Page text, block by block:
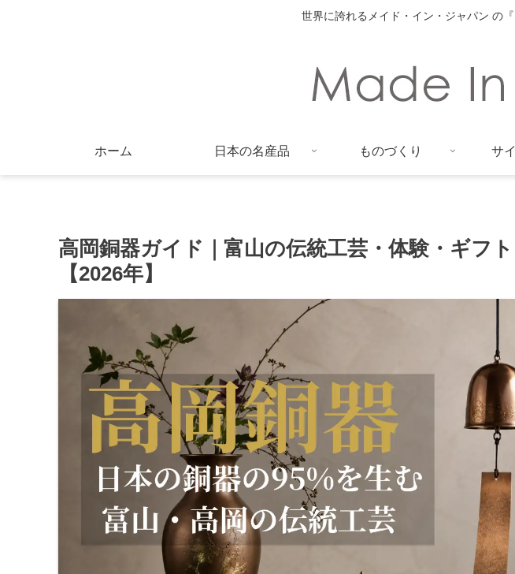
世界に誇れるメイド・イン・ジャパン の
ホーム 日本の名産品 ものづくり サ
高岡銅器ガイド｜富山の伝統工芸・体験・ギフ
【2026年】